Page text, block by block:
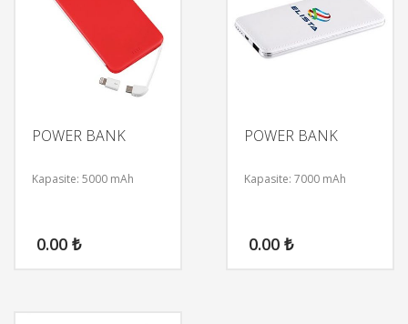
POWER BANK
Kapasite: 5000 mAh
0.00 ₺
POWER BANK
Kapasite: 7000 mAh
0.00 ₺